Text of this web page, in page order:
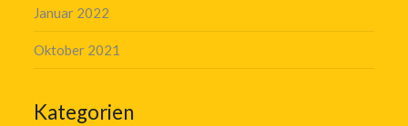
Januar 2022
Oktober 2021
Kategorien